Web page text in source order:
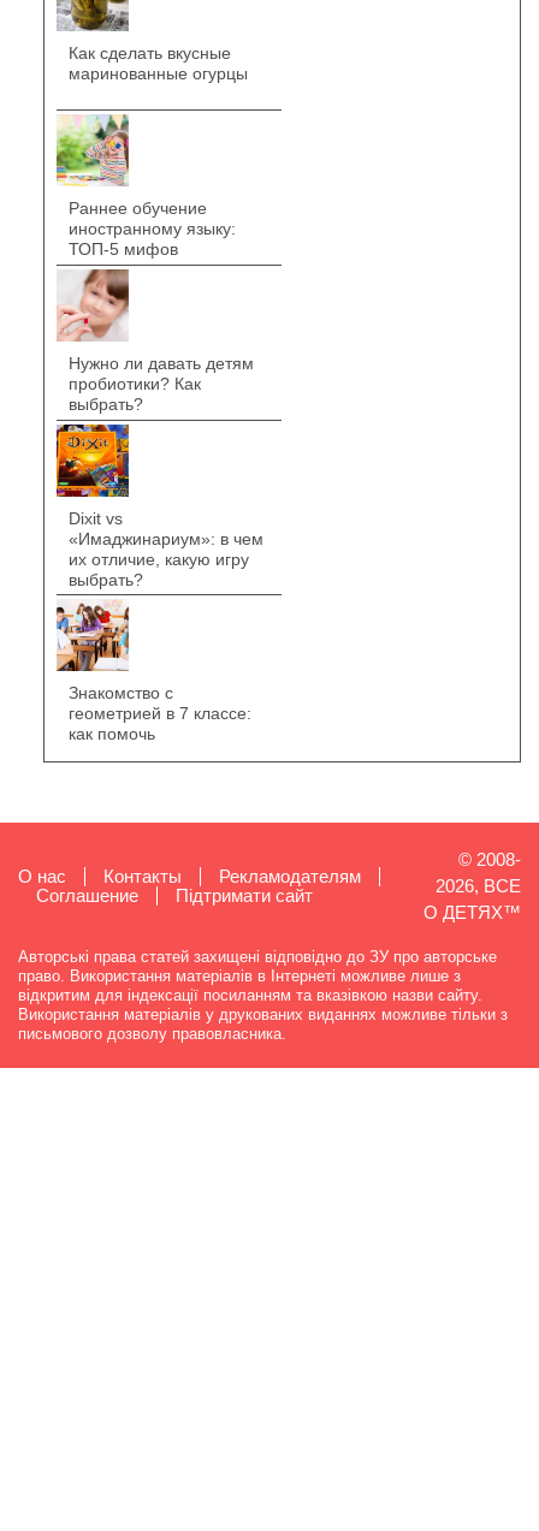
Как сделать вкусные
маринованные огурцы
Раннее обучение
иностранному языку:
ТОП-5 мифов
Нужно ли давать детям
пробиотики? Как
выбрать?
Dixit vs
«Имаджинариум»: в чем
их отличие, какую игру
выбрать?
Знакомство с
геометрией в 7 классе:
как помочь
О нас Контакты
Рекламодателям
Cоглашение
Підтримати сайт
© 2008-
2026, ВСЕ
О ДЕТЯХ™
Авторські права статей захищені відповідно до ЗУ про авторське
право. Використання матеріалів в Інтернеті можливе лише з
відкритим для індексації посиланням та вказівкою назви сайту.
Використання матеріалів у друкованих виданнях можливе тільки з
письмового дозволу правовласника.